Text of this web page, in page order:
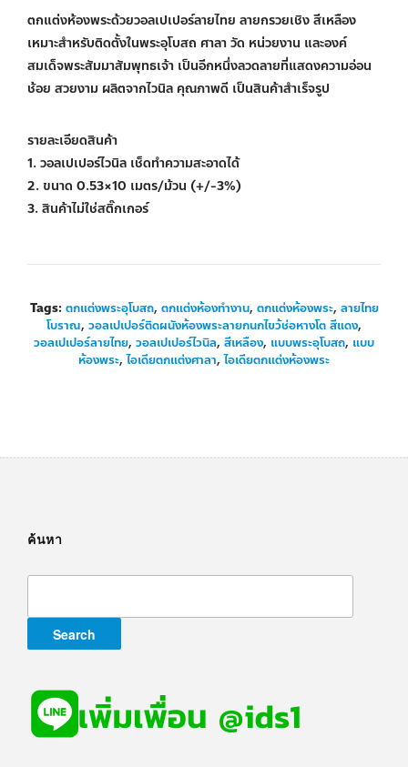
ตกแต่งห้องพระด้วยวอลเปเปอร์ลายไทย ลายกรวยเชิง สีเหลือง
เหมาะสำหรับติดตั้งในพระอุโบสถ ศาลา วัด หน่วยงาน และองค์
สมเด็จพระสัมมาสัมพุทธเจ้า เป็นอีกหนึ่งลวดลายที่แสดงความอ่อน
ช้อย สวยงาม ผลิตจากไวนิล คุณภาพดี เป็นสินค้าสำเร็จรูป
รายละเอียดสินค้า
1. วอลเปเปอร์ไวนิล เช็ดทำความสะอาดได้
2. ขนาด 0.53×10 เมตร/ม้วน (+/-3%)
3. สินค้าไม่ใช่สติ๊กเกอร์
Tags: ตกแต่งพระอุโบสถ, ตกแต่งห้องทำงาน, ตกแต่งห้องพระ, ลายไทย
โบราณ, วอลเปเปอร์ติดผนังห้องพระลายกนกไขว้ช่อหางโต สีแดง,
วอลเปเปอร์ลายไทย, วอลเปเปอร์ไวนิล, สีเหลือง, แบบพระอุโบสถ, แบบ
ห้องพระ,ไอเดียตกแต่งศาลา,ไอเดียตกแต่งห้องพระ
ค้นหา